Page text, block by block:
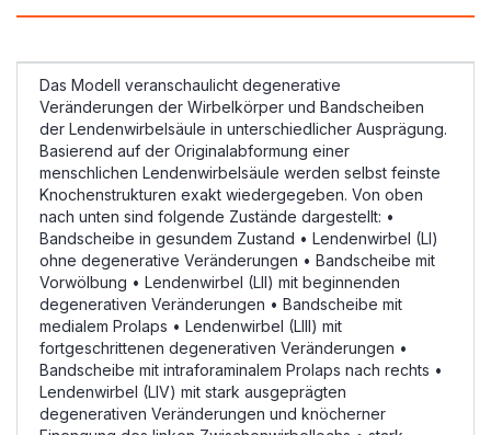
Das Modell veranschaulicht degenerative
Veränderungen der Wirbelkörper und Bandscheiben
der Lendenwirbelsäule in unterschiedlicher Ausprägung.
Basierend auf der Originalabformung einer
menschlichen Lendenwirbelsäule werden selbst feinste
Knochenstrukturen exakt wiedergegeben. Von oben
nach unten sind folgende Zustände dargestellt: •
Bandscheibe in gesundem Zustand • Lendenwirbel (LI)
ohne degenerative Veränderungen • Bandscheibe mit
Vorwölbung • Lendenwirbel (LII) mit beginnenden
degenerativen Veränderungen • Bandscheibe mit
medialem Prolaps • Lendenwirbel (LIII) mit
fortgeschrittenen degenerativen Veränderungen •
Bandscheibe mit intraforaminalem Prolaps nach rechts •
Lendenwirbel (LIV) mit stark ausgeprägten
degenerativen Veränderungen und knöcherner